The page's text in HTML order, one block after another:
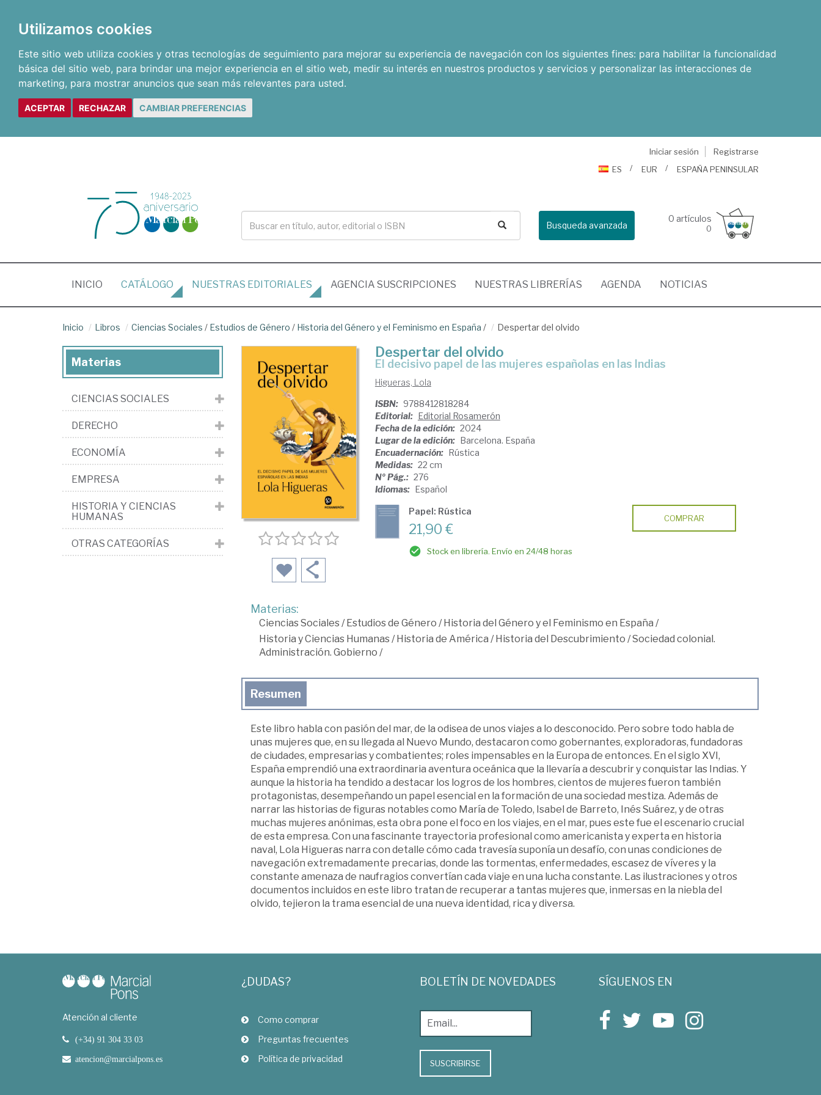
Utilizamos cookies
Este sitio web utiliza cookies y otras tecnologías de seguimiento para mejorar su experiencia de navegación con los siguientes fines: para habilitar la funcionalidad
básica del sitio web, para brindar una mejor experiencia en el sitio web, medir su interés en nuestros productos y servicios y personalizar las interacciones de
marketing, para mostrar anuncios que sean más relevantes para usted.
ACEPTAR RECHAZAR CAMBIAR PREFERENCIAS
Iniciar sesión
Registrarse
ES
EUR ESPAÑA PENINSULAR
Busqueda avanzada
0 artículos
0
INICIO (CURRENT)
CATÁLOGO NUESTRAS EDITORIALES AGENCIA SUSCRIPCIONES NUESTRAS LIBRERÍAS AGENDA NOTICIAS
Inicio Libros Ciencias Sociales / Estudios de Género / Historia del Género y el Feminismo en España / Despertar del olvido
Despertar del olvido
el decisivo papel de las mujeres españolas en las Indias
Higueras, Lola
ISBN: 9788412818284
Editorial: Editorial Rosamerón
Fecha de la edición: 2024
Lugar de la edición: Barcelona. España
Encuadernación: Rústica
Medidas: 22 cm
Nº Pág.: 276
Idiomas: Español
Papel: Rústica
21,90 €
Stock en librería. Envío en 24/48 horas
COMPRAR
Materias:
Ciencias Sociales/Estudios de Género /Historia del Género y el Feminismo en España /
Historia y Ciencias Humanas/Historia de América /Historia del Descubrimiento /Sociedad colonial.
Administración. Gobierno /
Resumen
Este libro habla con pasión del mar, de la odisea de unos viajes a lo desconocido. Pero sobre todo habla de
unas mujeres que, en su llegada al Nuevo Mundo, destacaron como gobernantes, exploradoras, fundadoras
de ciudades, empresarias y combatientes; roles impensables en la Europa de entonces. En el siglo XVI,
España emprendió una extraordinaria aventura oceánica que la llevaría a descubrir y conquistar las Indias. Y
aunque la historia ha tendido a destacar los logros de los hombres, cientos de mujeres fueron también
protagonistas, desempeñando un papel esencial en la formación de una sociedad mestiza. Además de
narrar las historias de figuras notables como María de Toledo, Isabel de Barreto, Inés Suárez, y de otras
muchas mujeres anónimas, esta obra pone el foco en los viajes, en el mar, pues este fue el escenario crucial
de esta empresa. Con una fascinante trayectoria profesional como americanista y experta en historia
naval, Lola Higueras narra con detalle cómo cada travesía suponía un desafío, con unas condiciones de
navegación extremadamente precarias, donde las tormentas, enfermedades, escasez de víveres y la
constante amenaza de naufragios convertían cada viaje en una lucha constante. Las ilustraciones y otros
documentos incluidos en este libro tratan de recuperar a tantas mujeres que, inmersas en la niebla del
olvido, tejieron la trama esencial de una nueva identidad, rica y diversa.
Materias
CIENCIAS SOCIALES
DERECHO
ECONOMÍA
EMPRESA
HISTORIA Y CIENCIAS
HUMANAS
OTRAS CATEGORÍAS
Atención al cliente
(+34) 91 304 33 03
atencion@marcialpons.es
¿DUDAS?
Como comprar
Preguntas frecuentes
Política de privacidad
BOLETÍN DE NOVEDADES
SUSCRIBIRSE
SÍGUENOS EN